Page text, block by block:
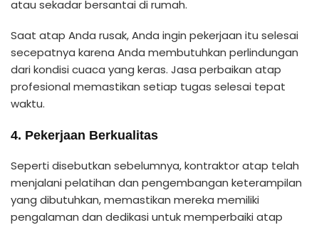
atau sekadar bersantai di rumah.
Saat atap Anda rusak, Anda ingin pekerjaan itu selesai
secepatnya karena Anda membutuhkan perlindungan
dari kondisi cuaca yang keras. Jasa perbaikan atap
profesional memastikan setiap tugas selesai tepat
waktu.
4. Pekerjaan Berkualitas
Seperti disebutkan sebelumnya, kontraktor atap telah
menjalani pelatihan dan pengembangan keterampilan
yang dibutuhkan, memastikan mereka memiliki
pengalaman dan dedikasi untuk memperbaiki atap